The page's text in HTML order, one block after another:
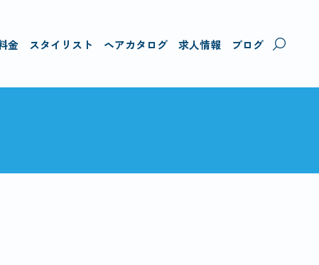
金 スタイリスト ヘアカタログ 求人情報 ブログ